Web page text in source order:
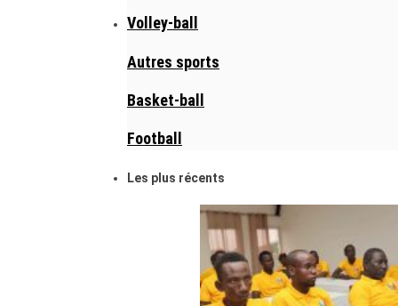
Volley-ball
Autres sports
Basket-ball
Football
Les plus récents